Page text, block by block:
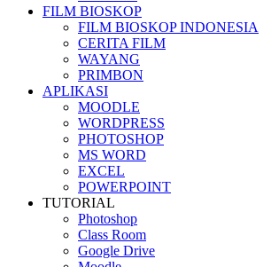
FILM BIOSKOP
FILM BIOSKOP INDONESIA
CERITA FILM
WAYANG
PRIMBON
APLIKASI
MOODLE
WORDPRESS
PHOTOSHOP
MS WORD
EXCEL
POWERPOINT
TUTORIAL
Photoshop
Class Room
Google Drive